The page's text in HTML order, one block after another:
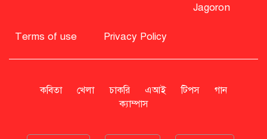
বিএনপি নিয়ে জামায়াতের মন্তব্যে
এনসিপি
Jagoron
Terms of use Privacy Policy
কবিতা খেলা চাকরি এআই টিপস
গান
ক্যাম্পাস